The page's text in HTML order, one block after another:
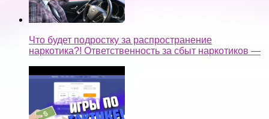
Что будет подростку за распространение
наркотика?! Ответственность за сбыт наркотиков —